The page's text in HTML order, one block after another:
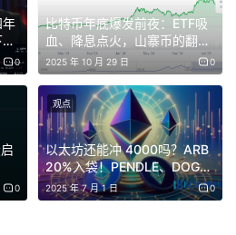
臭名昭著」的暗网市场「丝绸之
交易茶叶、丝绸、瓷器，这是有史
「暗网」。这个网站的主要交易
色情、私人杀手、军火交易、身份
年
0
比特币年底爆发前夜：ETF吸
血、降息点火，山寨币的翻倍
剧本已写好​
2025 年 10 月 29 日 0
0
以太坊还能冲 4000吗？ARB
20%入袋！PENDLE、DOGE
暗藏玄机；GRDM 杀疯了，这
波不冲等啥？
2025 年 7 月 1 日 0
观点